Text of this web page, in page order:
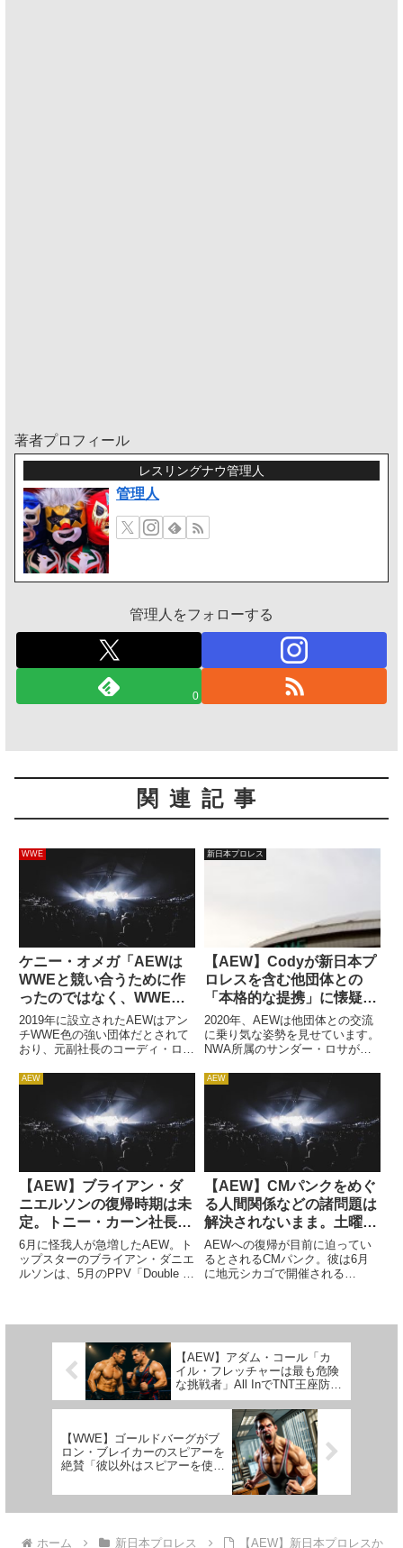
著者プロフィール
レスリングナウ管理人
管理人
管理人をフォローする
0
関連記事
WWE
ケニー・オメガ「AEWは
WWEと競い合うために作
ったのではなく、WWEに
はないものを見ることので
きる選択肢の1つを提供し
たい」
2019年に設立されたAEWはアン
チWWE色の強い団体だとされて
おり、元副社長のコーディ・ロー
持っていたとされています。ウィ
ークリー番組Dynamiteは、ある
時期までWWE・NXTの裏番組と
して放送されており...
新日本プロレス
【AEW】Codyが新日本プ
ロレスを含む他団体との
「本格的な提携」に懐疑的
な姿勢を示す
2020年、AEWは他団体との交流
に乗り気な姿勢を見せています。
NWA所属のサンダー・ロサが志
挑戦したのはその一例です。ま
た、新日本プロレスとの関係につ
いても、社長のトニー・カーンは
「よくなるかもしれない」と語...
AEW
【AEW】ブライアン・ダ
ニエルソンの復帰時期は未
定。トニー・カーン社長が
復帰を急いでいないと報じ
られる
6月に怪我人が急増したAEW。ト
ップスターのブライアン・ダニエ
ルソンは、5月のPPV「Double or
AEW
【AEW】CMパンクをめぐ
る人間関係などの諸問題は
解決されないまま。土曜日
の新番組はパンク中心にな
る？
AEWへの復帰が目前に迫ってい
るとされるCMパンク。彼は6月
に地元シカゴで開催される
ス・ジェリコなど、人間関係に支
障...
【AEW】アダム・コール「カ
イル・フレッチャーは最も危険
な挑戦者」All InでTNT王座防衛
戦へ自信と覚悟を語る
【WWE】ゴールドバーグがブ
ロン・ブレイカーのスピアーを
絶賛「彼以外はスピアーを使う
い」
ホーム 新日本プロレス 【AEW】新日本プロレスか